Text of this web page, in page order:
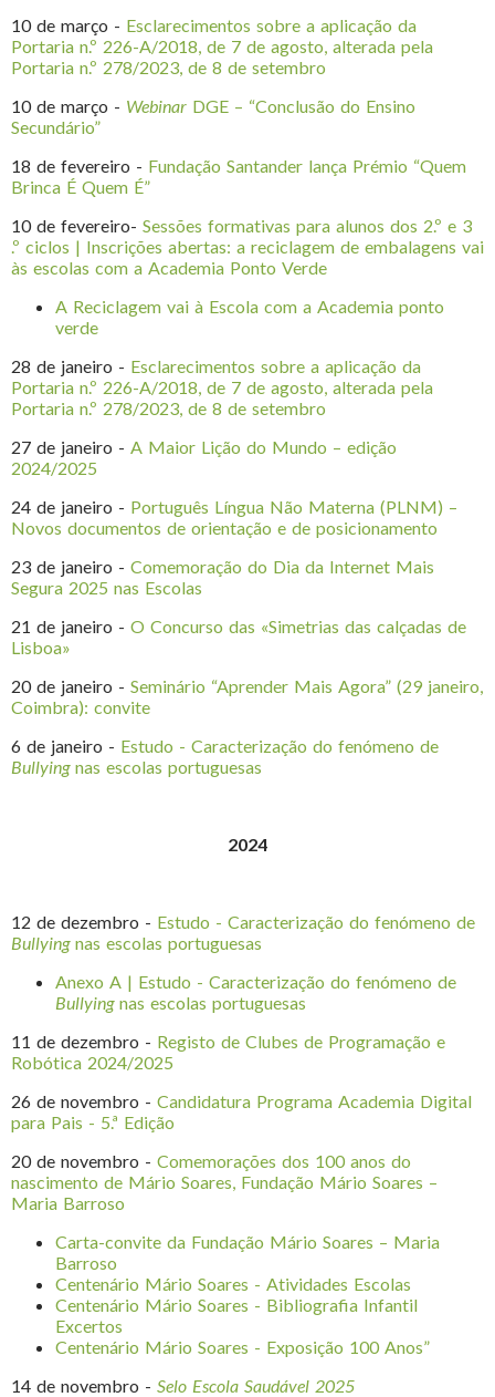
10 de março - Esclarecimentos sobre a aplicação da
Portaria n.º 226-A/2018, de 7 de agosto, alterada pela
Portaria n.º 278/2023, de 8 de setembro
10 de março - Webinar DGE – “Conclusão do Ensino
Secundário”
18 de fevereiro - Fundação Santander lança Prémio “Quem
Brinca É Quem É”
10 de fevereiro- Sessões formativas para alunos dos 2.º e 3
.º ciclos | Inscrições abertas: a reciclagem de embalagens vai
às escolas com a Academia Ponto Verde
A Reciclagem vai à Escola com a Academia ponto
verde
28 de janeiro - Esclarecimentos sobre a aplicação da
Portaria n.º 226-A/2018, de 7 de agosto, alterada pela
Portaria n.º 278/2023, de 8 de setembro
27 de janeiro - A Maior Lição do Mundo – edição
2024/2025
24 de janeiro - Português Língua Não Materna (PLNM) –
Novos documentos de orientação e de posicionamento
23 de janeiro - Comemoração do Dia da Internet Mais
Segura 2025 nas Escolas
21 de janeiro - O Concurso das «Simetrias das calçadas de
Lisboa»
20 de janeiro - Seminário “Aprender Mais Agora” (29 janeiro,
Coimbra): convite
6 de janeiro - Estudo - Caracterização do fenómeno de
Bullyingnas escolas portuguesas
2024
12 de dezembro - Estudo - Caracterização do fenómeno de
Bullyingnas escolas portuguesas
Anexo A | Estudo - Caracterização do fenómeno de
Bullying nas escolas portuguesas
11 de dezembro - Registo de Clubes de Programação e
Robótica 2024/2025
26 de novembro - Candidatura Programa Academia Digital
para Pais - 5.ª Edição
20 de novembro - Comemorações dos 100 anos do
nascimento de Mário Soares, Fundação Mário Soares –
Maria Barroso
Carta-convite da Fundação Mário Soares – Maria
Barroso
Centenário Mário Soares - Atividades Escolas
Centenário Mário Soares - Bibliografia Infantil
Excertos
Centenário Mário Soares - Exposição 100 Anos”
14 de novembro - Selo Escola Saudável 2025